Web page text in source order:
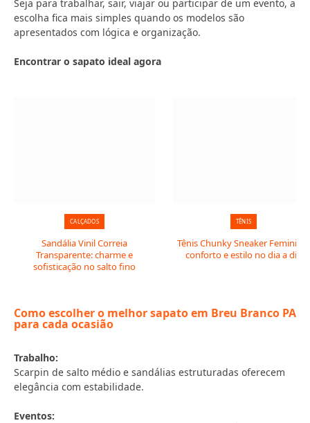
Seja para trabalhar, sair, viajar ou participar de um evento, a
escolha fica mais simples quando os modelos são
apresentados com lógica e organização.
Encontrar o sapato ideal agora
CALÇADOS
Sandália Vinil Correia
Transparente: charme e
sofisticação no salto fino
TÊNIS
Tênis Chunky Sneaker Feminino:
conforto e estilo no dia a dia
Como escolher o melhor sapato em Breu Branco PA
para cada ocasião
Trabalho:
Scarpin de salto médio e sandálias estruturadas oferecem
elegância com estabilidade.
Eventos: